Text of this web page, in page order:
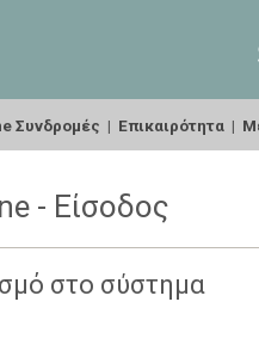
Συνδρομές | Επικαιρότητα |
- Είσοδος
στο σύστημα